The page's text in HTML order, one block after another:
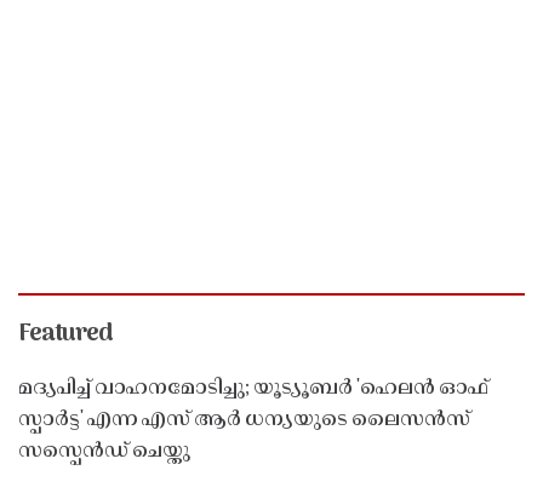
Featured
മദ്യപിച്ച് വാഹനമോടിച്ചു; യൂട്യൂബർ 'ഹെലൻ ഓഫ്
സ്പാർട്ട' എന്ന എസ് ആർ ധന്യയുടെ ലൈസൻസ്
സസ്പെൻഡ് ചെയ്തു ​​​​​​​